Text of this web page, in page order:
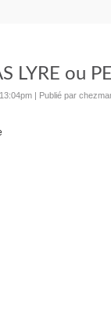
LYRE ou
| Publié par